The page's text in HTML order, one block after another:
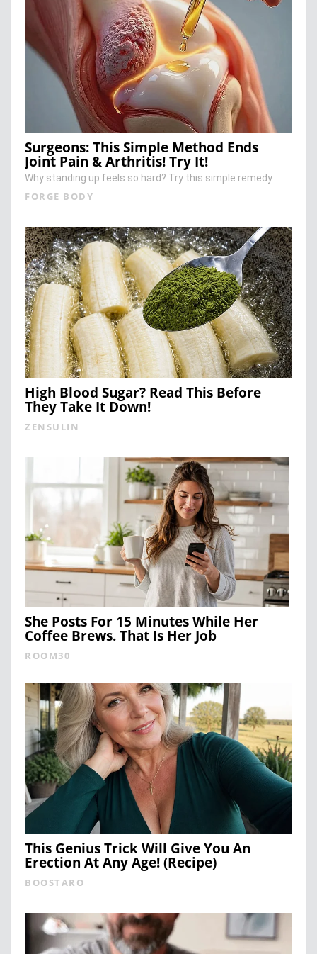
Surgeons: This Simple Method Ends
Joint Pain & Arthritis! Try It!
Why standing up feels so hard? Try this simple remedy
FORGE BODY
High Blood Sugar? Read This Before
They Take It Down!
ZENSULIN
She Posts For 15 Minutes While Her
Coffee Brews. That Is Her Job
ROOM30
This Genius Trick Will Give You An
Erection At Any Age! (Recipe)
BOOSTARO